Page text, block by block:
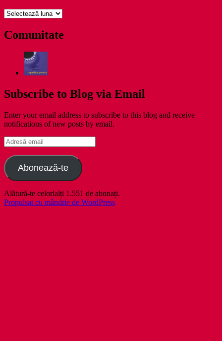
pe
Comunitate
Subscribe to Blog via Email
Enter your email address to subscribe to this blog and receive
notifications of new posts by email.
Adresă
email
Abonează-te
Alătură-te celorlalți 1.551 de abonați.
Propulsat cu mândrie de WordPress